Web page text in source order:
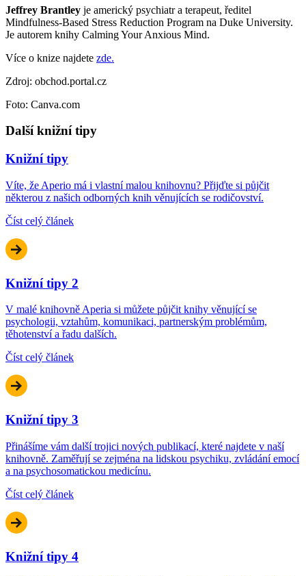
Jeffrey Brantley je americký psychiatr a terapeut, ředitel
Mindfulness-Based Stress Reduction Program na Duke University.
Je autorem knihy Calming Your Anxious Mind.
Více o knize najdete zde.
Zdroj: obchod.portal.cz
Foto: Canva.com
Další knižní tipy
Knižní tipy
Víte, že Aperio má i vlastní malou knihovnu? Přijďte si půjčit
některou z našich odborných knih věnujících se rodičovství.
Číst celý článek
Knižní tipy 2
V malé knihovně Aperia si můžete půjčit knihy věnující se
psychologii, vztahům, komunikaci, partnerským problémům,
těhotenství a řadu dalších.
Číst celý článek
Knižní tipy 3
Přinášíme vám další trojici nových publikací, které najdete v naší
knihovně. Zaměřují se zejména na lidskou psychiku, zvládání emocí
a na psychosomatickou medicínu.
Číst celý článek
Knižní tipy 4